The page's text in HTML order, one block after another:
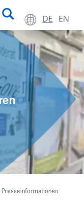
DE EN